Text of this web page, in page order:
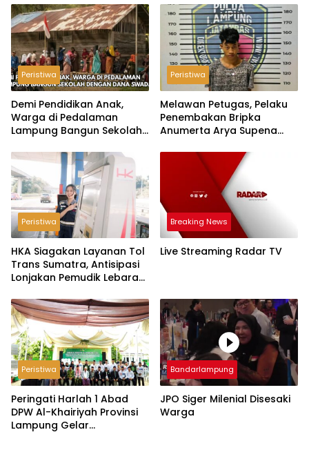
Peristiwa
Demi Pendidikan Anak,
Warga di Pedalaman
Lampung Bangun Sekolah
Peristiwa
Melawan Petugas, Pelaku
Penembakan Bripka
Anumerta Arya Supena
Hantu
Peristiwa
HKA Siagakan Layanan Tol
Trans Sumatra, Antisipasi
Lonjakan Pemudik Lebaran
Breaking News
Live Streaming Radar TV
Peristiwa
Peringati Harlah 1 Abad
DPW Al-Khairiyah Provinsi
Lampung Gelar
Bandarlampung
JPO Siger Milenial Disesaki
Warga